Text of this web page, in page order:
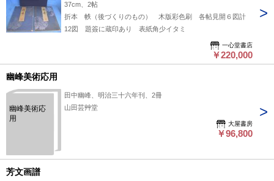
37cm、2帖
折本 帙（後づくりのもの） 木版彩色刷 各帖見開６図計
12図 題簽に蔵印あり 表紙角少イタミ
一心堂書店
￥220,000
幽峰美術応用
幽峰美術応
用
田中幽峰、明治三十六年刊、2冊
山田芸艸堂
大屋書房
￥96,800
芳文画譜